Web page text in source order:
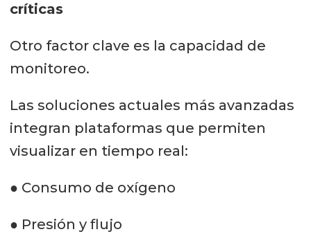
críticas
Otro factor clave es la capacidad de
monitoreo.
Las soluciones actuales más avanzadas
integran plataformas que permiten
visualizar en tiempo real:
● Consumo de oxígeno
● Presión y flujo